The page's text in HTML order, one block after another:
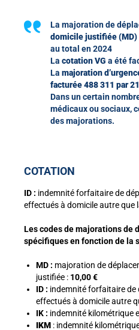
La majoration de
domicile justifiée (MD)
au total en 2024
La cotation VG a été
La majoration
facturée 488 311 par
Dans un certain
médicaux ou sociaux,
des majorations.
COTATION
ID : indemnité forfaitaire de
effectués à domicile autre que
Les codes de majorations de
spécifiques en fonction de la
MD : majoration de
justifiée : 10,00 €
ID : indemnité forfaitaire de
effectués à domicile autre
IK : indemnité kilométrique
IKM : indemnité